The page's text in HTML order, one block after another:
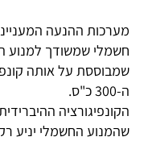
מערכות ההנעה
חשמלי שמשודך למנוע
ה-300 כ"ס.
הקונפיגורציה
שהמנוע החשמלי יניע